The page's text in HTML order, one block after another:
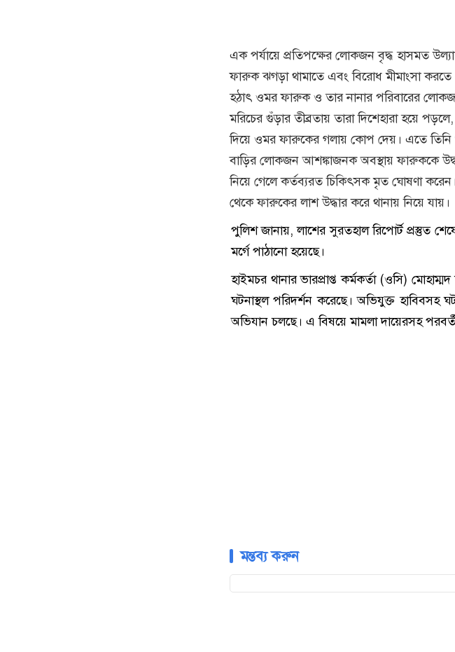
এক পর্যায়ে প্রতিপক্ষের লোকজন বৃদ্ধ হাসমত
ফারুক ঝগড়া থামাতে এবং বিরোধ মীমাংসা
হঠাৎ ওমর ফারুক ও তার নানার পরিবারের
মরিচের গুঁড়ার তীব্রতায় তারা দিশেহারা হয়ে
দিয়ে ওমর ফারুকের গলায় কোপ দেয়। এতে
বাড়ির লোকজন আশঙ্কাজনক অবস্থায় ফারুককে
নিয়ে গেলে কর্তব্যরত চিকিৎসক মৃত ঘোষণা
থেকে ফারুকের লাশ উদ্ধার করে থানায় নিয়ে যায়।
পুলিশ জানায়, লাশের সুরতহাল রিপোর্ট প্রস্তুত
মর্গে পাঠানো হয়েছে।
হাইমচর থানার ভারপ্রাপ্ত কর্মকর্তা (ওসি)
ঘটনাস্থল পরিদর্শন করেছে। অভিযুক্ত
অভিযান চলছে। এ বিষয়ে মামলা দায়েরসহ পরবর্তী
মন্তব্য করুন